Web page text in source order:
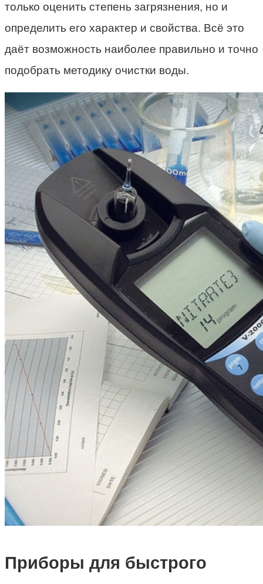
только оценить степень загрязнения, но и
определить его характер и свойства. Всё это
даёт возможность наиболее правильно и точно
подобрать методику очистки воды.
Приборы для быстрого